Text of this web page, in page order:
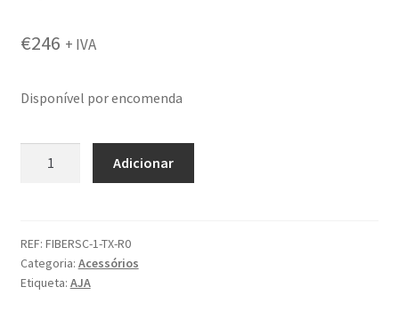
€246 + IVA
Disponível por encomenda
1-
Tx
Adicionar
REF: FIBERSC-1-TX-R0
Categoria: Acessórios
Etiqueta: AJA